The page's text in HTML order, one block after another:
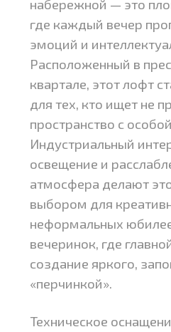
набережной — это
где каждый вечер
эмоций и
Расположенный в
квартале, этот лофт
для тех, кто ищет не
пространство с
Индустриальный
освещение и
атмосфера делают
выбором для
неформальных
вечеринок, где
создание яркого,
«перчинкой».
Техническое